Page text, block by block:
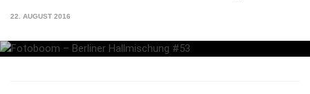
22. AUGUST 2016